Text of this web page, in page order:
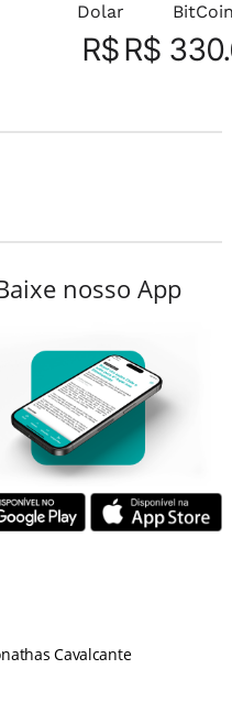
Dolar
R$
BitCoin
R$
Cavalcante
nosso App